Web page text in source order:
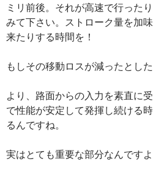
ミリ前後。それが高速で行った
みて下さい。ストローク量を加
来たりする時間を！
もしその移動ロスが減ったとした
より、路面からの入力を素直に
で性能が安定して発揮し続ける
るんですね。
実はとても重要な部分なんですよ